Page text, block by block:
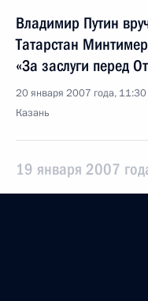
Владимир Путин
Татарстан
«За заслуги перед
20 января 2007 года, 11:30
Казань
19 января 2007